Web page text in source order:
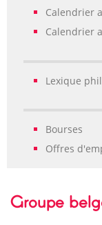
Calendrier
Calendrier
Lexique
Bourses
Offres
Groupe